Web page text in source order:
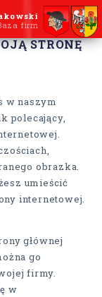
firm
STRONĘ
w naszym
polecający,
obrazka.
umieścić
internetowej.
głównej
go
firmy.
w